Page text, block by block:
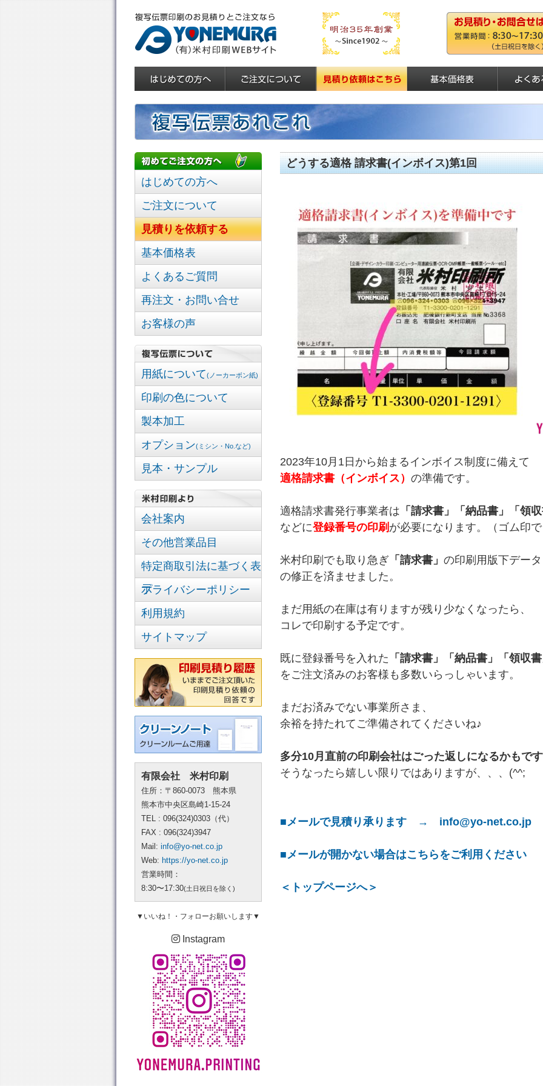
どうする適格 請求書(インボイス)第1回
2023年10月1日から始まるインボイス制度に備えて
適格請求書（インボイス） の準備です。
適格請求書発行事業者は 「請求書」「納品書」「領
などに登録番号の印刷 が必要になります。（ゴム印
米村印刷でも取り急ぎ 「請求書」 の印刷用版下データ
の修正を済ませました。
まだ用紙の在庫は有りますが残り少なくなったら、
コレで印刷する予定です。
既に登録番号を入れた 「請求書」「納品書」「領収
をご注文済みのお客様も多数いらっしゃいます。
まだお済みでない事業所さま、
余裕を持たれてご準備されてくださいね♪
多分10月直前の印刷会社はごった返しになるかもで
そうなったら嬉しい限りではありますが、、、(^^;
■メールで見積り承ります → info@yo-net.co.jp
■メールが開かない場合はこちらをご利用ください
＜トップページへ＞
はじめての方へ
ご注文について
見積りを依頼する
基本価格表
よくあるご質問
再注文・お問い合せ
お客様の声
用紙について(ノーカーボン紙)
印刷の色について
製本加工
オプション(ミシン・No.など)
見本・サンプル
会社案内
その他営業品目
特定商取引法に基づく表
示
プライバシーポリシー
利用規約
サイトマップ
有限会社 米村印刷
住所：〒860-0073 熊本県
熊本市中央区島崎1-15-24
TEL : 096(324)0303（代）
FAX : 096(324)3947
Mail: info@yo-net.co.jp
Web: https://yo-net.co.jp
営業時間：
8:30〜17:30(土日祝日を除く)
▼いいね！・フォローお願いします▼
Instagram